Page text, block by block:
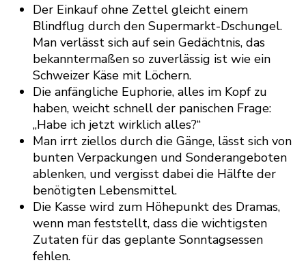
Der Einkauf ohne Zettel gleicht einem
Blindflug durch den Supermarkt-Dschungel.
Man verlässt sich auf sein Gedächtnis, das
bekanntermaßen so zuverlässig ist wie ein
Schweizer Käse mit Löchern.
Die anfängliche Euphorie, alles im Kopf zu
haben, weicht schnell der panischen Frage:
„Habe ich jetzt wirklich alles?“
Man irrt ziellos durch die Gänge, lässt sich von
bunten Verpackungen und Sonderangeboten
ablenken, und vergisst dabei die Hälfte der
benötigten Lebensmittel.
Die Kasse wird zum Höhepunkt des Dramas,
wenn man feststellt, dass die wichtigsten
Zutaten für das geplante Sonntagsessen
fehlen.